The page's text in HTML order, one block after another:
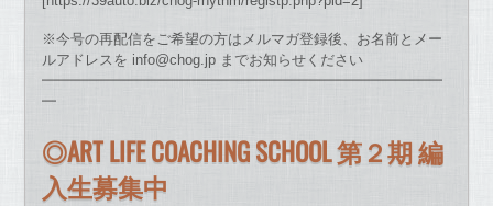
※今号の再配信をご希望の方はメルマガ登録後、お名前とメー
ルアドレスを info@chog.jp までお知らせください
━━━━━━━━━━━━━━━━━━━━━━━━━━━━
━
◎ART LIFE COACHING SCHOOL 第２期 編
入生募集中